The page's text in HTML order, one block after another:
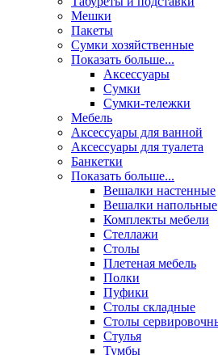
Мешки
Пакеты
Сумки хозяйственные
Показать больше...
Аксессуары
Сумки
Сумки-тележки
Мебель
Аксессуары для ванной
Аксессуары для туалета
Банкетки
Показать больше...
Вешалки настенные
Вешалки напольные
Комплекты мебели
Стеллажи
Столы
Плетеная мебель
Полки
Пуфики
Столы складные
Столы
Стулья
Тумбы